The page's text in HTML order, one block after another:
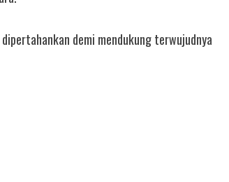
demi mendukung terwujudnya